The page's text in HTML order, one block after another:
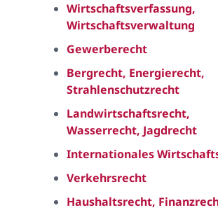
Wirtschaftsverfassung,
Wirtschaftsverwaltung
Gewerberecht
Bergrecht, Energierecht,
Strahlenschutzrecht
Landwirtschaftsrecht,
Wasserrecht, Jagdrecht
Internationales
Verkehrsrecht
Haushaltsrecht,